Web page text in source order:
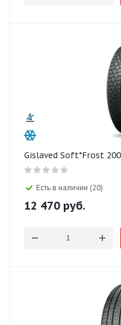
Gislaved Soft*Frost
Есть в наличии (20)
12 470 руб.